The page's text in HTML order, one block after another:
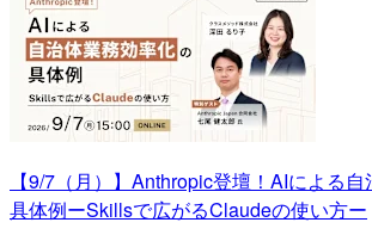
【9/7（月）】Anthropic登壇！AIによる
具体例ーSkillsで広がるClaudeの使い方ー